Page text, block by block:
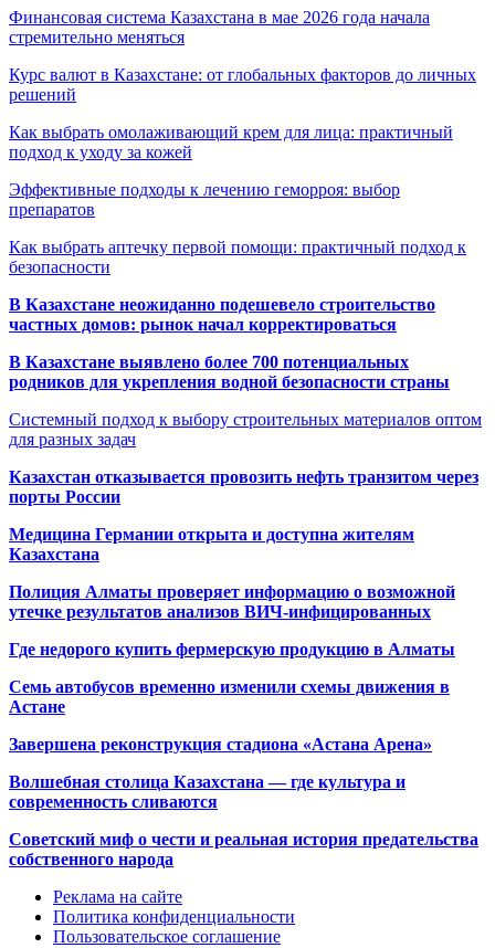
Финансовая система Казахстана в мае 2026 года начала
стремительно меняться
Курс валют в Казахстане: от глобальных факторов до личных
решений
Как выбрать омолаживающий крем для лица: практичный
подход к уходу за кожей
Эффективные подходы к лечению геморроя: выбор
препаратов
Как выбрать аптечку первой помощи: практичный подход к
безопасности
В Казахстане неожиданно подешевело строительство
частных домов: рынок начал корректироваться
В Казахстане выявлено более 700 потенциальных
родников для укрепления водной безопасности страны
Системный подход к выбору строительных материалов оптом
для разных задач
Казахстан отказывается провозить нефть транзитом через
порты России
Медицина Германии открыта и доступна жителям
Казахстана
Полиция Алматы проверяет информацию о возможной
утечке результатов анализов ВИЧ-инфицированных
Где недорого купить фермерскую продукцию в Алматы
Семь автобусов временно изменили схемы движения в
Астане
Завершена реконструкция стадиона «Астана Арена»
Волшебная столица Казахстана — где культура и
современность сливаются
Советский миф о чести и реальная история предательства
собственного народа
Реклама на сайте
Политика конфиденциальности
Пользовательское соглашение